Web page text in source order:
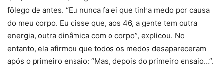
fôlego de antes. “Eu nunca falei que tinha medo por causa
do meu corpo. Eu disse que, aos 46, a gente tem outra
energia, outra dinâmica com o corpo”, explicou. No
entanto, ela afirmou que todos os medos desapareceram
após o primeiro ensaio: “Mas, depois do primeiro ensaio…”.